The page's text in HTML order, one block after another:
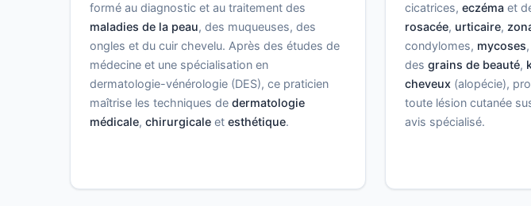
formé au diagnostic et au traitement des
maladies de la peau, des muqueuses, des
ongles et du cuir chevelu. Après des études de
médecine et une spécialisation en
dermatologie-vénérologie (DES), ce praticien
maîtrise les techniques de dermatologie
médicale, chirurgicale et esthétique.
cicatrices,eczéma et
rosacée, urticaire,
condylomes, mycoses,
desgrains de beauté,
cheveux (alopécie),
toute lésion cutanée
avis spécialisé.